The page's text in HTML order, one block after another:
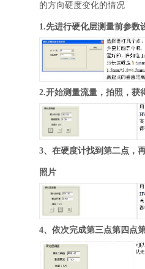
的方向硬度变化的情况
1.先进行硬化层测量前参数
2.开始测量流量，拍照，获
3、在硬度计找到第二点，
照片
4、依次完成第三点第四点